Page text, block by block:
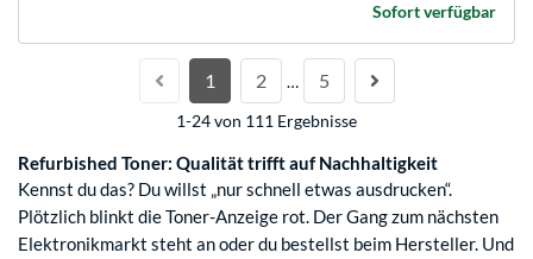
Sofort verfügbar
1 2 … 5
1-24 von 111 Ergebnisse
Refurbished Toner: Qualität trifft auf Nachhaltigkeit
Kennst du das? Du willst „nur schnell etwas ausdrucken“.
Plötzlich blinkt die Toner-Anzeige rot. Der Gang zum nächsten
Elektronikmarkt steht an oder du bestellst beim Hersteller. Und